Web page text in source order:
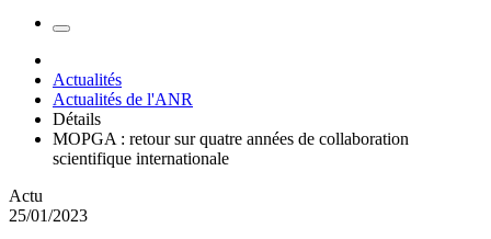
Actualités
Actualités de l'ANR
Détails
MOPGA : retour sur quatre années de collaboration
scientifique internationale
Actu
25/01/2023